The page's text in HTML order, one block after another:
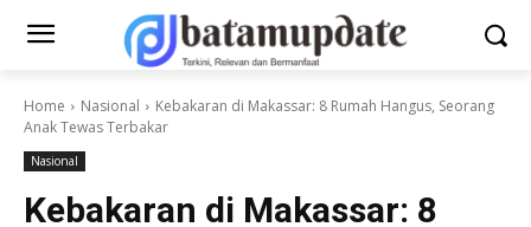
Home Nasional
Kebakaran di Makassar: 8 Rumah Hangus, Seorang
Anak Tewas Terbakar
Nasional
Kebakaran di Makassar: 8